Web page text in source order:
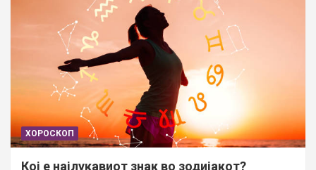
ХОРОСКОП
Кој е најлукавиот знак во зодијакот?